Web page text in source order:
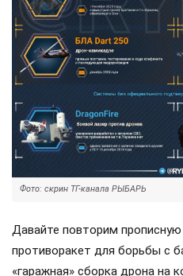
Фото: скрин ТГ-канала РЫБАРЬ
Давайте повторим прописную
противоракет для борьбы с
«гаражная» сборка дрона на